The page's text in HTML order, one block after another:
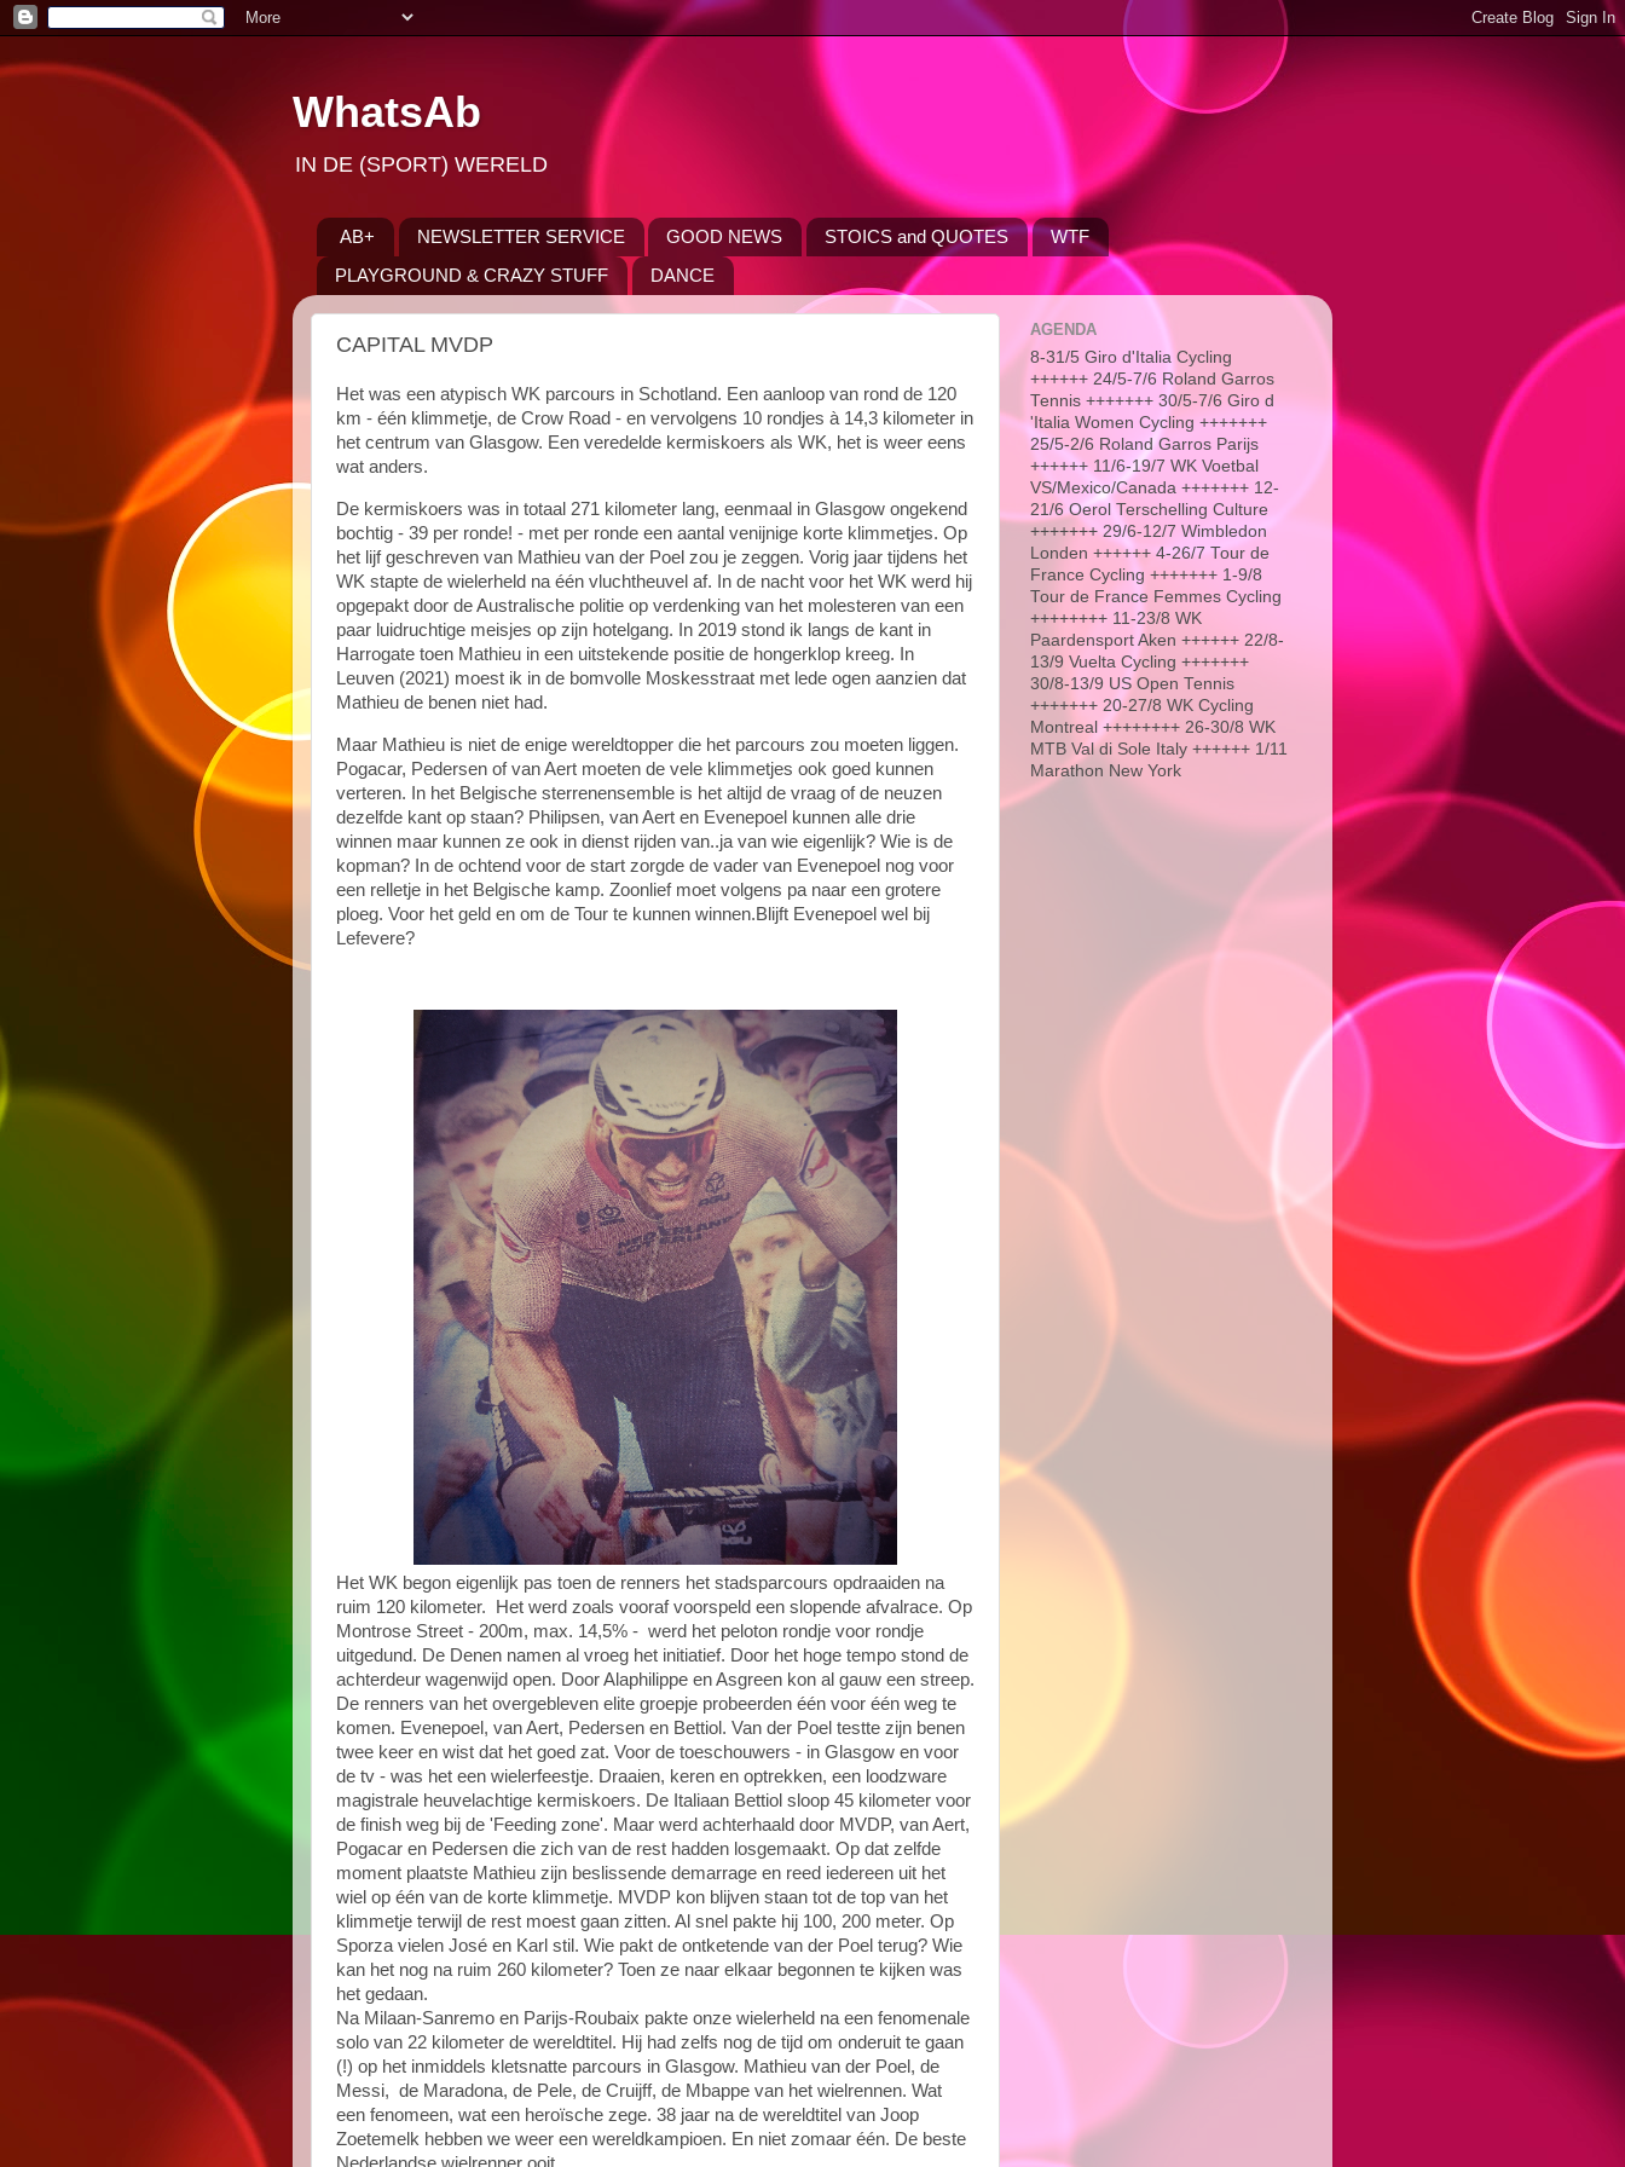
WhatsAb
IN DE (SPORT) WERELD
AB+ NEWSLETTER SERVICE GOOD NEWS STOICS and QUOTES
WTF
PLAYGROUND & CRAZY STUFF
DANCE
CAPITAL MVDP
Het was een atypisch WK parcours in Schotland. Een aanloop van rond de 120
km - één klimmetje, de Crow Road - en vervolgens 10 rondjes à 14,3 kilometer in
het centrum van Glasgow. Een veredelde kermiskoers als WK, het is weer eens
wat anders.
De kermiskoers was in totaal 271 kilometer lang, eenmaal in Glasgow ongekend
bochtig - 39 per ronde! - met per ronde een aantal venijnige korte klimmetjes. Op
het lijf geschreven van Mathieu van der Poel zou je zeggen. Vorig jaar tijdens het
WK stapte de wielerheld na één vluchtheuvel af. In de nacht voor het WK werd hij
opgepakt door de Australische politie op verdenking van het molesteren van een
paar luidruchtige meisjes op zijn hotelgang. In 2019 stond ik langs de kant in
Harrogate toen Mathieu in een uitstekende positie de hongerklop kreeg. In
Leuven (2021) moest ik in de bomvolle Moskesstraat met lede ogen aanzien dat
Mathieu de benen niet had.
Maar Mathieu is niet de enige wereldtopper die het parcours zou moeten liggen.
Pogacar, Pedersen of van Aert moeten de vele klimmetjes ook goed kunnen
verteren. In het Belgische sterrenensemble is het altijd de vraag of de neuzen
dezelfde kant op staan? Philipsen, van Aert en Evenepoel kunnen alle drie
winnen maar kunnen ze ook in dienst rijden van..ja van wie eigenlijk? Wie is de
kopman? In de ochtend voor de start zorgde de vader van Evenepoel nog voor
een relletje in het Belgische kamp. Zoonlief moet volgens pa naar een grotere
ploeg. Voor het geld en om de Tour te kunnen winnen.Blijft Evenepoel wel bij
Lefevere?
Het WK begon eigenlijk pas toen de renners het stadsparcours opdraaiden na
ruim 120 kilometer. Het werd zoals vooraf voorspeld een slopende afvalrace. Op
Montrose Street - 200m, max. 14,5% - werd het peloton rondje voor rondje
uitgedund. De Denen namen al vroeg het initiatief. Door het hoge tempo stond de
achterdeur wagenwijd open. Door Alaphilippe en Asgreen kon al gauw een streep.
De renners van het overgebleven elite groepje probeerden één voor één weg te
komen. Evenepoel, van Aert, Pedersen en Bettiol. Van der Poel testte zijn benen
twee keer en wist dat het goed zat. Voor de toeschouwers - in Glasgow en voor
de tv - was het een wielerfeestje. Draaien, keren en optrekken, een loodzware
magistrale heuvelachtige kermiskoers. De Italiaan Bettiol sloop 45 kilometer voor
de finish weg bij de 'Feeding zone'. Maar werd achterhaald door MVDP, van Aert,
Pogacar en Pedersen die zich van de rest hadden losgemaakt. Op dat zelfde
moment plaatste Mathieu zijn beslissende demarrage en reed iedereen uit het
wiel op één van de korte klimmetje. MVDP kon blijven staan tot de top van het
klimmetje terwijl de rest moest gaan zitten. Al snel pakte hij 100, 200 meter. Op
Sporza vielen José en Karl stil. Wie pakt de ontketende van der Poel terug? Wie
kan het nog na ruim 260 kilometer? Toen ze naar elkaar begonnen te kijken was
het gedaan.
Na Milaan-Sanremo en Parijs-Roubaix pakte onze wielerheld na een fenomenale
solo van 22 kilometer de wereldtitel. Hij had zelfs nog de tijd om onderuit te gaan
(!) op het inmiddels kletsnatte parcours in Glasgow. Mathieu van der Poel, de
Messi, de Maradona, de Pele, de Cruijff, de Mbappe van het wielrennen. Wat
een fenomeen, wat een heroïsche zege. 38 jaar na de wereldtitel van Joop
Zoetemelk hebben we weer een wereldkampioen. En niet zomaar één. De beste
AGENDA
8-31/5 Giro d'Italia Cycling
++++++ 24/5-7/6 Roland Garros
Tennis +++++++ 30/5-7/6 Giro d
'Italia Women Cycling +++++++
25/5-2/6 Roland Garros Parijs
++++++ 11/6-19/7 WK Voetbal
VS/Mexico/Canada +++++++ 12-
21/6 Oerol Terschelling Culture
+++++++ 29/6-12/7 Wimbledon
Londen ++++++ 4-26/7 Tour de
France Cycling +++++++ 1-9/8
Tour de France Femmes Cycling
++++++++ 11-23/8 WK
Paardensport Aken ++++++ 22/8-
13/9 Vuelta Cycling +++++++
30/8-13/9 US Open Tennis
+++++++ 20-27/8 WK Cycling
Montreal ++++++++ 26-30/8 WK
MTB Val di Sole Italy ++++++ 1/11
Marathon New York